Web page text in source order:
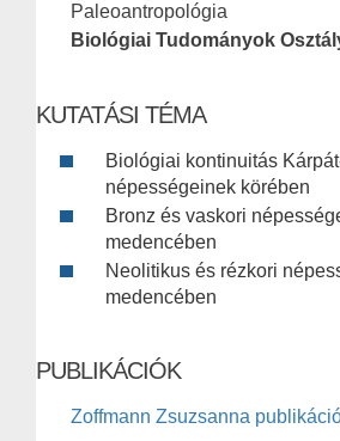
Paleoantropológia
Biológiai Tudományok
KUTATÁSI TÉMA
Biológiai kontinuitás
népességeinek körében
Bronz és vaskori
medencében
Neolitikus és rézkori
medencében
PUBLIKÁCIÓK
Zoffmann Zsuzsanna